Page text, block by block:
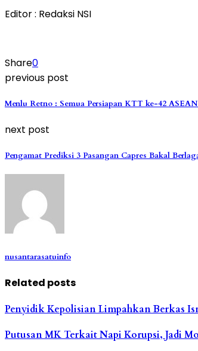
Editor : Redaksi NSI
Share0
previous post
Menlu Retno : Semua Persiapan KTT ke-42
next post
Pengamat Prediksi 3 Pasangan Capres Bakal
nusantarasatuinfo
Related posts
Penyidik Kepolisian Limpahkan Berkas
Putusan MK Terkait Napi Korupsi, Jadi